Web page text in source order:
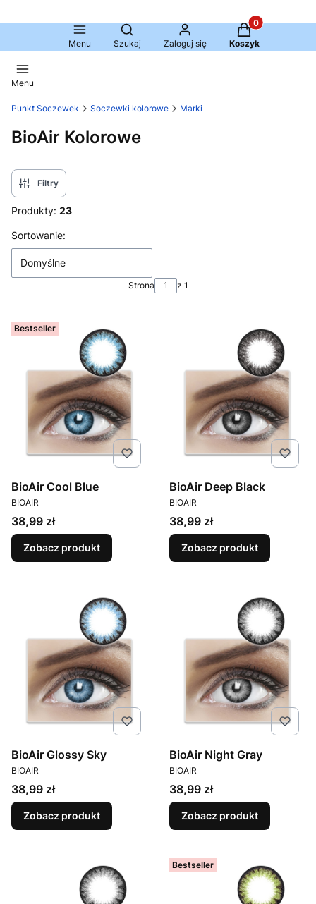
Menu
Otwórz wyszukiwarkę
Szukaj Zaloguj się
Produkty w
Koszyk
Menu
Punkt Soczewek Soczewki kolorowe Marki
BioAir Kolorowe
Filtry
Produkty: 23
Lista produktów
Sortowanie:
Domyślne
Strona z 1
Bestseller
BioAir Cool Blue
PRODUCENT
BIOAIR
Cena
38,99 zł
Zobacz produkt
BioAir Deep Black
PRODUCENT
BIOAIR
Cena
38,99 zł
Zobacz produkt
BioAir Glossy Sky
PRODUCENT
BIOAIR
Cena
38,99 zł
Zobacz produkt
BioAir Night Gray
PRODUCENT
BIOAIR
Cena
38,99 zł
Zobacz produkt
Bestseller